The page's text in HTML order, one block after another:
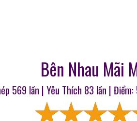
Bên Nhau Mãi
569 lần | Yêu Thích 83 lần | Điểm: